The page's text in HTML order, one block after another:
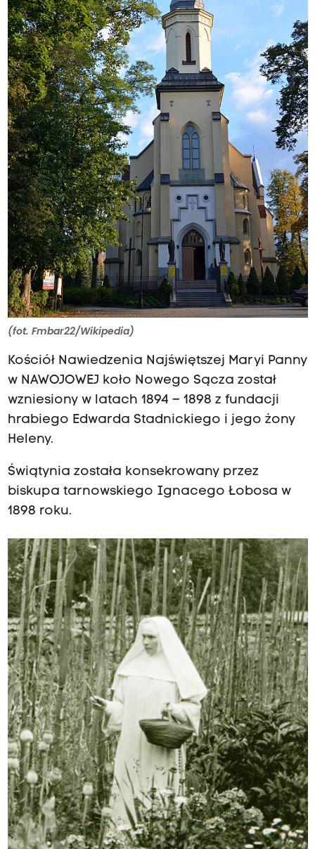
(fot. Fmbar22/Wikipedia)
Kościół Nawiedzenia Najświętszej Maryi Panny
w NAWOJOWEJ koło Nowego Sącza został
wzniesiony w latach 1894 – 1898 z fundacji
hrabiego Edwarda Stadnickiego i jego żony
Heleny.
Świątynia została konsekrowany przez
biskupa tarnowskiego Ignacego Łobosa w
1898 roku.